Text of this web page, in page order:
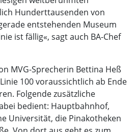
Hunderttausenden von
entstehenden Museum
ist fällig«, sagt auch BA-Chef
MVG-Sprecherin Bettina Heß
100 voraussichtlich ab Ende
Folgende zusätzliche
bedient: Hauptbahnhof,
Universität, die Pinakotheken